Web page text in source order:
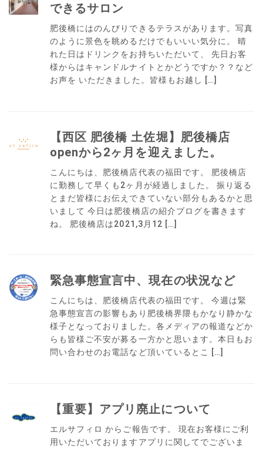
できるサロン
肥後橋にはのんびりできるテラスがあります。写真
のように景色を眺めるだけでもいいい気分に。 晴
れた日はドリンクをお持ちいただいて、 先日お客
様からはキャンドルナイトとかどうですか？？など
お声を いただきました。皆様もお越し […]
【西区 肥後橋 土佐堀】肥後橋店
openから2ヶ月を迎えました。
こんにちは、肥後橋店代表の福田です。 肥後橋店
に勤務して早くも2ヶ月が経過しました。 振り返る
とまだ皆様にお伝えできていない部分もあるかと思
いまして 今日は肥後橋店の紹介ブログを書きます
ね。 肥後橋店は2021,3月12 […]
緊急事態宣言中、現在の状況など
こんにちは、肥後橋店代表の福田です。 今週は緊
急事態宣言の影響もあり肥後橋界隈もかなり静かな
様子となっておりました。各メディアの報道などか
らも皆様ご不安が募る一方かと思います。本日もお
問い合わせのお電話など頂いているとこ […]
【重要】アプリ廃止について
エルサフィロ からご報告です。 現在お客様にご利
用いただいておりますアプリに関してでございま